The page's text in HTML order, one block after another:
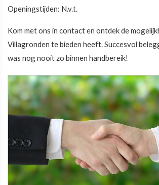
Openingstijden: N.v.t.
Kom met ons in contact en ontdek de
Villagronden te bieden heeft. Succesvol
was nog nooit zo binnen handbereik!